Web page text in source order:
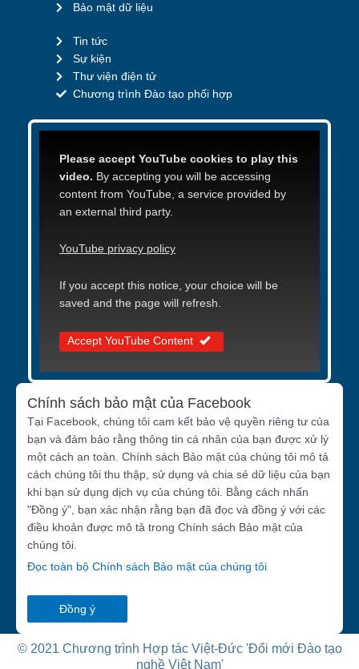
Bảo mật dữ liệu
Tin tức
Sự kiện
Thư viện điện tử
Chương trình Đào tạo phối hợp
Please accept YouTube cookies to play this
video. By accepting you will be accessing
content from YouTube, a service provided by
an external third party.
YouTube privacy policy
If you accept this notice, your choice will be
saved and the page will refresh.
Accept YouTube Content
Chính sách bảo mật của Facebook
Tại Facebook, chúng tôi cam kết bảo vệ quyền riêng tư của
bạn và đảm bảo rằng thông tin cá nhân của bạn được xử lý
một cách an toàn. Chính sách Bảo mật của chúng tôi mô tả
cách chúng tôi thu thập, sử dụng và chia sẻ dữ liệu của bạn
khi bạn sử dụng dịch vụ của chúng tôi. Bằng cách nhấn
"Đồng ý", bạn xác nhận rằng bạn đã đọc và đồng ý với các
điều khoản được mô tả trong Chính sách Bảo mật của
chúng tôi.
Đọc toàn bộ Chính sách Bảo mật của chúng tôi
Đồng ý
© 2021 Chương trình Hợp tác Việt-Đức 'Đổi mới Đào tạo
nghề Việt Nam'